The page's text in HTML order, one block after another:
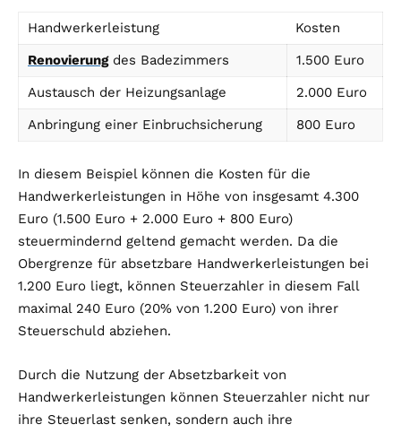
Handwerkerleistung
Kosten
Renovierungdes Badezimmers
1.500 Euro
Austausch der Heizungsanlage
2.000 Euro
Anbringung einer Einbruchsicherung
800 Euro
In diesem Beispiel können die Kosten für die
Handwerkerleistungen in Höhe von insgesamt 4.300
Euro (1.500 Euro + 2.000 Euro + 800 Euro)
steuermindernd geltend gemacht werden. Da die
Obergrenze für absetzbare Handwerkerleistungen bei
1.200 Euro liegt, können Steuerzahler in diesem Fall
maximal 240 Euro (20% von 1.200 Euro) von ihrer
Steuerschuld abziehen.
Durch die Nutzung der Absetzbarkeit von
Handwerkerleistungen können Steuerzahler nicht nur
ihre Steuerlast senken, sondern auch ihre